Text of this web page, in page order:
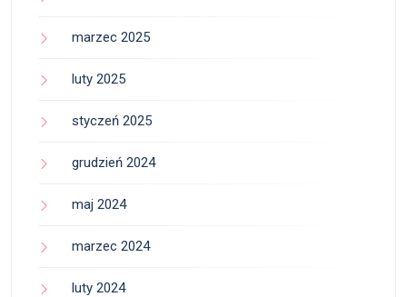
marzec 2025
luty 2025
styczeń 2025
grudzień 2024
maj 2024
marzec 2024
luty 2024